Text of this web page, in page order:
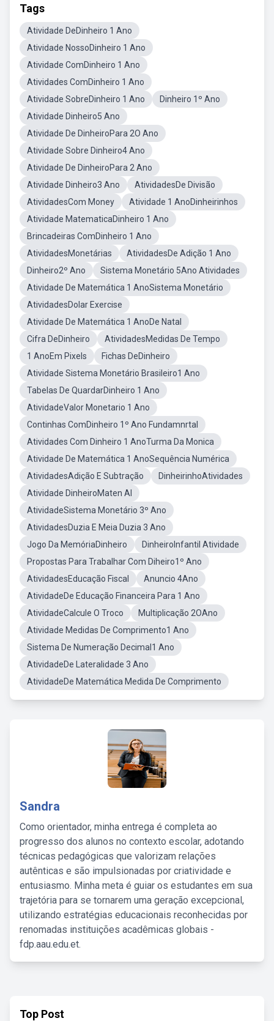
Tags
Atividade DeDinheiro 1 Ano
Atividade NossoDinheiro 1 Ano
Atividade ComDinheiro 1 Ano
Atividades ComDinheiro 1 Ano
Atividade SobreDinheiro 1 Ano
Dinheiro 1º Ano
Atividade Dinheiro5 Ano
Atividade De DinheiroPara 2O Ano
Atividade Sobre Dinheiro4 Ano
Atividade De DinheiroPara 2 Ano
Atividade Dinheiro3 Ano
AtividadesDe Divisão
AtividadesCom Money
Atividade 1 AnoDinheirinhos
Atividade MatematicaDinheiro 1 Ano
Brincadeiras ComDinheiro 1 Ano
AtividadesMonetárias
AtividadesDe Adição 1 Ano
Dinheiro2º Ano
Sistema Monetário 5Ano Atividades
Atividade De Matemática 1 AnoSistema Monetário
AtividadesDolar Exercise
Atividade De Matemática 1 AnoDe Natal
Cifra DeDinheiro
AtividadesMedidas De Tempo
1 AnoEm Pixels
Fichas DeDinheiro
Atividade Sistema Monetário Brasileiro1 Ano
Tabelas De QuardarDinheiro 1 Ano
AtividadeValor Monetario 1 Ano
Continhas ComDinheiro 1º Ano Fundamnrtal
Atividades Com Dinheiro 1 AnoTurma Da Monica
Atividade De Matemática 1 AnoSequência Numérica
AtividadesAdição E Subtração
DinheirinhoAtividades
Atividade DinheiroMaten Al
AtividadeSistema Monetário 3º Ano
AtividadesDuzia E Meia Duzia 3 Ano
Jogo Da MemóriaDinheiro
DinheiroInfantil Atividade
Propostas Para Trabalhar Com Diheiro1º Ano
AtividadesEducação Fiscal
Anuncio 4Ano
AtividadeDe Educação Financeira Para 1 Ano
AtividadeCalcule O Troco
Multiplicação 2OAno
Atividade Medidas De Comprimento1 Ano
Sistema De Numeração Decimal1 Ano
AtividadeDe Lateralidade 3 Ano
AtividadeDe Matemática Medida De Comprimento
Sandra
Como orientador, minha entrega é completa ao
progresso dos alunos no contexto escolar, adotando
técnicas pedagógicas que valorizam relações
autênticas e são impulsionadas por criatividade e
entusiasmo. Minha meta é guiar os estudantes em sua
trajetória para se tornarem uma geração excepcional,
utilizando estratégias educacionais reconhecidas por
renomadas instituições acadêmicas globais -
fdp.aau.edu.et.
Top Post